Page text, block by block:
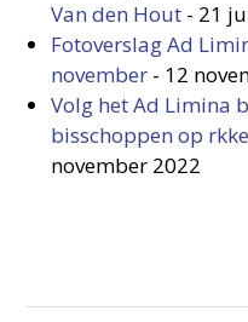
Van den Hout - 21
Fotoverslag Ad
november - 12
Volg het Ad Limina
bisschoppen op
november 2022